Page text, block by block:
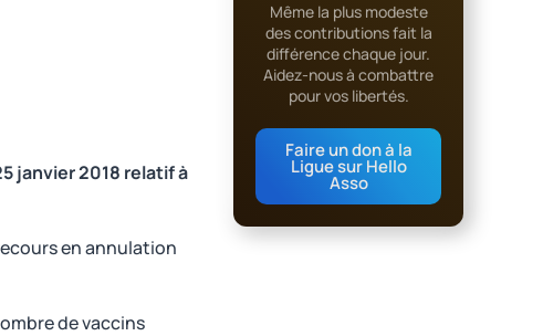
janvier 2018 relatif à
en annulation
de vaccins
Même la plus modeste
des contributions fait la
différence chaque jour.
Aidez-nous à combattre
pour vos libertés.
Faire un don à la
Ligue sur Hello
Asso